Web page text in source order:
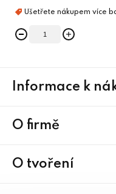
Informace k
O firmě
O tvoření